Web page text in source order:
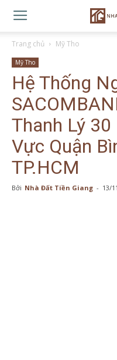
Trang chủ Mỹ Tho
Mỹ Tho
Hệ Thống
Thanh Lý
Vực Quận
TP.HCM
Bởi Nhà Đất Tiền Giang - 13/